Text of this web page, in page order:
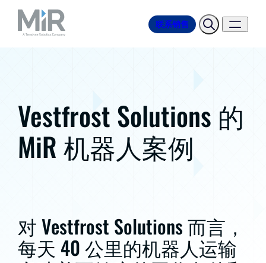
联系销售
Vestfrost Solutions 的
MiR 机器人案例
对 Vestfrost Solutions 而言，
每天 40 公里的机器人运输